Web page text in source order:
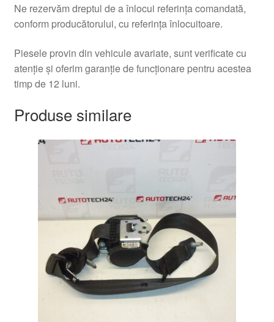
Ne rezervăm dreptul de a înlocui referința comandată,
conform producătorului, cu referința înlocuitoare.
Piesele provin din vehicule avariate, sunt verificate cu
atenție și oferim garanție de funcționare pentru acestea
timp de 12 luni.
Produse similare